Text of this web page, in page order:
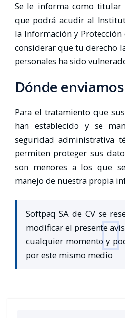
Se le informa como titular
que podrá acudir al
la Información y Protección
considerar que tu derecho
personales ha sido
Dónde
Para el tratamiento que
han establecido y se
seguridad administrativa
permiten proteger sus
son menores a los que
manejo de nuestra propia
Softpaq SA de CV se
modificar el presente
cualquier momento y
por este mismo medio